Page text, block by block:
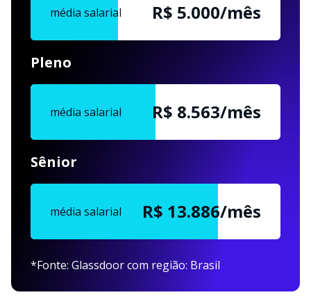
média salarial R$ 5.000/mês
Pleno
média salarial R$ 8.563/mês
Sênior
média salarial R$ 13.886/mês
*Fonte: Glassdoor com região: Brasil